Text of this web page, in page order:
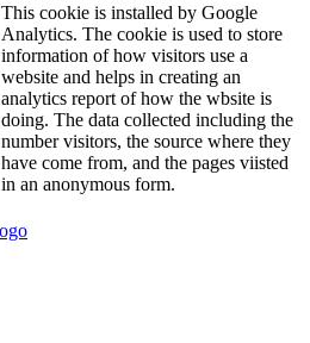
This cookie is installed by Google
Analytics. The cookie is used to store
information of how visitors use a
website and helps in creating an
analytics report of how the wbsite is
doing. The data collected including the
number visitors, the source where they
have come from, and the pages viisted
in an anonymous form.